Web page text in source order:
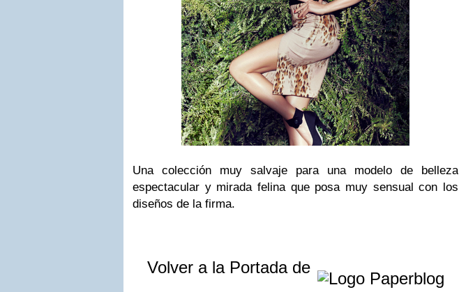
Una colección muy salvaje para una modelo de belleza
espectacular y mirada felina que posa muy sensual con los
diseños de la firma.
Volver a la Portada de